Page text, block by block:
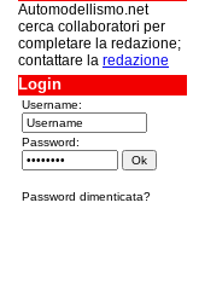
Automodellismo.net
cerca collaboratori per
completare la redazione;
contattare la redazione
Login
Username:
Password:
Password dimenticata?